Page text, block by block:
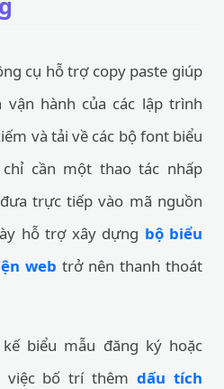
cụ hỗ trợ copy paste giúp
hành của các lập trình
và tải về các bộ font biểu
cần một thao tác nhấp
trực tiếp vào mã nguồn
hỗ trợ xây dựng bộ biểu
web trở nên thanh thoát
biểu mẫu đăng ký hoặc
việc bố trí thêmdấu tích